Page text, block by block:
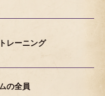
レーニング
の全員